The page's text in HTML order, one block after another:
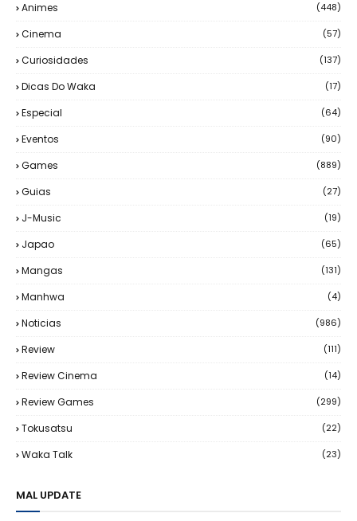
Animes (448)
Cinema (57)
Curiosidades (137)
Dicas Do Waka (17)
Especial (64)
Eventos (90)
Games (889)
Guias (27)
J-Music (19)
Japao (65)
Mangas (131)
Manhwa (4)
Noticias (986)
Review (111)
Review Cinema (14)
Review Games (299)
Tokusatsu (22)
Waka Talk (23)
MAL UPDATE